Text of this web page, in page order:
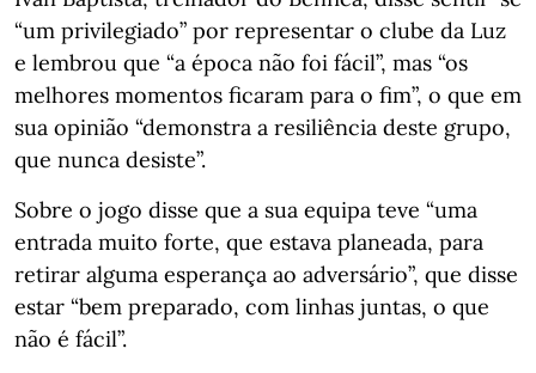
“um privilegiado” por representar o clube da Luz
e lembrou que “a época não foi fácil”, mas “os
melhores momentos ficaram para o fim”, o que em
sua opinião “demonstra a resiliência deste grupo,
que nunca desiste”.
Sobre o jogo disse que a sua equipa teve “uma
entrada muito forte, que estava planeada, para
retirar alguma esperança ao adversário”, que disse
estar “bem preparado, com linhas juntas, o que
não é fácil”.